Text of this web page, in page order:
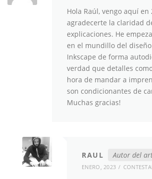
Hola Raúl, vengo aquí en
agradecerte la claridad
explicaciones. He
en el mundillo del
Inkscape de forma
verdad que detalles
hora de mandar a
son condicionantes de
Muchas gracias!
RAUL Autor del
ENERO, 2023